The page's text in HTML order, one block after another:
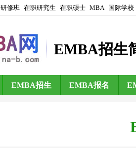
研修班 在职研究生 在职硕士 MBA 国际学校
EMBA招生
EMBA招生 EMBA报名